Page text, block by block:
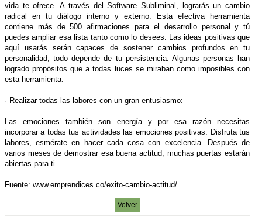
vida te ofrece. A través del Software Subliminal, lograrás un cambio
radical en tu diálogo interno y externo. Esta efectiva herramienta
contiene más de 500 afirmaciones para el desarrollo personal y tú
puedes ampliar esa lista tanto como lo desees. Las ideas positivas que
aquí usarás serán capaces de sostener cambios profundos en tu
personalidad, todo depende de tu persistencia. Algunas personas han
logrado propósitos que a todas luces se miraban como imposibles con
esta herramienta.
· Realizar todas las labores con un gran entusiasmo:
Las emociones también son energía y por esa razón necesitas
incorporar a todas tus actividades las emociones positivas. Disfruta tus
labores, esmérate en hacer cada cosa con excelencia. Después de
varios meses de demostrar esa buena actitud, muchas puertas estarán
abiertas para ti.
Fuente: www.emprendices.co/exito-cambio-actitud/
Volver